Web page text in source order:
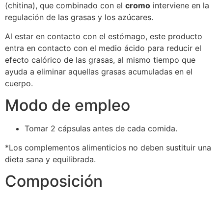
(chitina), que combinado con el cromo interviene en la
regulación de las grasas y los azúcares.
Al estar en contacto con el estómago, este producto
entra en contacto con el medio ácido para reducir el
efecto calórico de las grasas, al mismo tiempo que
ayuda a eliminar aquellas grasas acumuladas en el
cuerpo.
Modo de empleo
Tomar 2 cápsulas antes de cada comida.
*Los complementos alimenticios no deben sustituir una
dieta sana y equilibrada.
Composición